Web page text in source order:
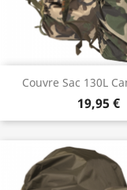
Couvre Sac 130L
19,95 €